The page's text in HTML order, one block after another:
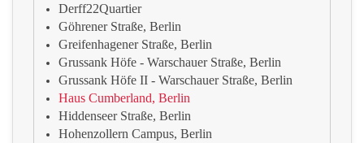
Derff22Quartier
Göhrener Straße, Berlin
Greifenhagener Straße, Berlin
Grussank Höfe - Warschauer Straße, Berlin
Grussank Höfe II - Warschauer Straße, Berlin
Haus Cumberland, Berlin
Hiddenseer Straße, Berlin
Hohenzollern Campus, Berlin